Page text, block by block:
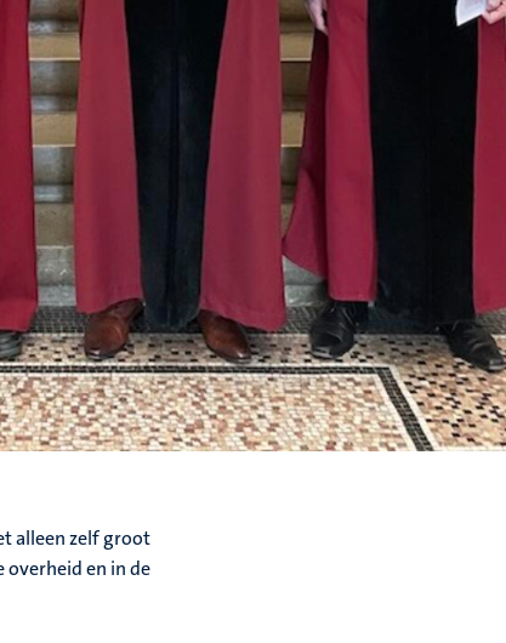
alleen zelf groot
en in de